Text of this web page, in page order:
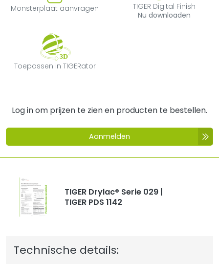
Monsterplaat aanvragen
TIGER Digital Finish
Nu downloaden
Toepassen in TIGERator
Toepassen in TIGERator
Log in om prijzen te zien en producten te bestellen.
Aanmelden
TIGER Drylac® Serie 029 |
TIGER PDS 1142
Technische details: